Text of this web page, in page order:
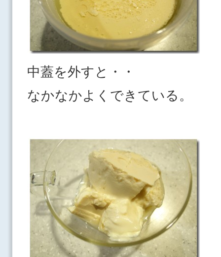
中蓋を外すと・・
なかなかよくできている。